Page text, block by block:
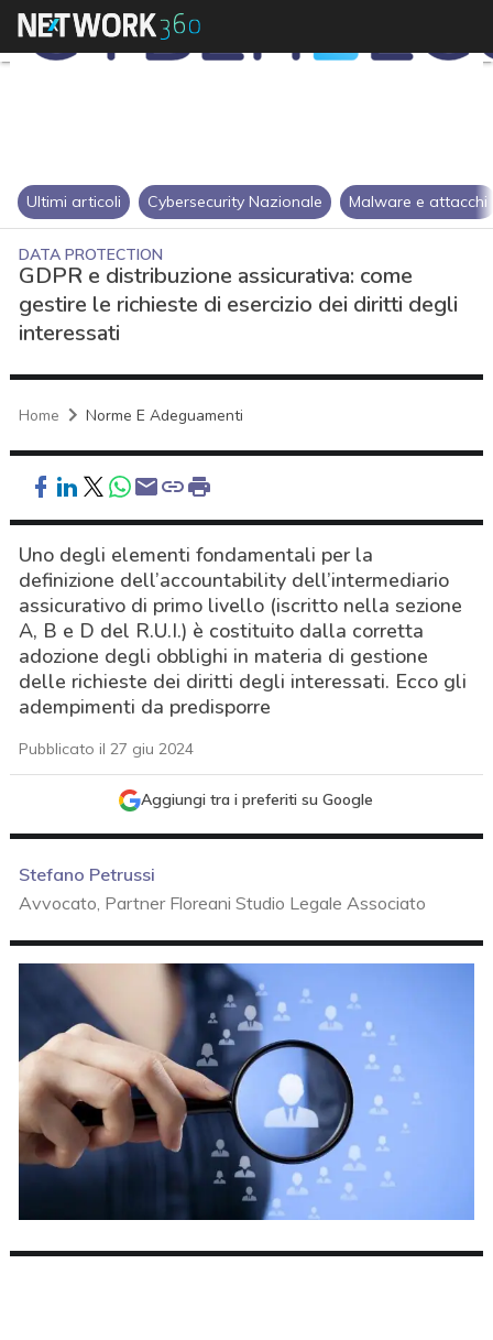
Ultimi articoli Cybersecurity Nazionale Malware e attacchi
DATA PROTECTION
GDPR e distribuzione assicurativa: come
gestire le richieste di esercizio dei diritti degli
interessati
Home Norme E Adeguamenti
Uno degli elementi fondamentali per la
definizione dell’accountability dell’intermediario
assicurativo di primo livello (iscritto nella sezione
A, B e D del R.U.I.) è costituito dalla corretta
adozione degli obblighi in materia di gestione
delle richieste dei diritti degli interessati. Ecco gli
adempimenti da predisporre
Pubblicato il 27 giu 2024
Aggiungi tra i preferiti su Google
Stefano Petrussi
Avvocato, Partner Floreani Studio Legale Associato